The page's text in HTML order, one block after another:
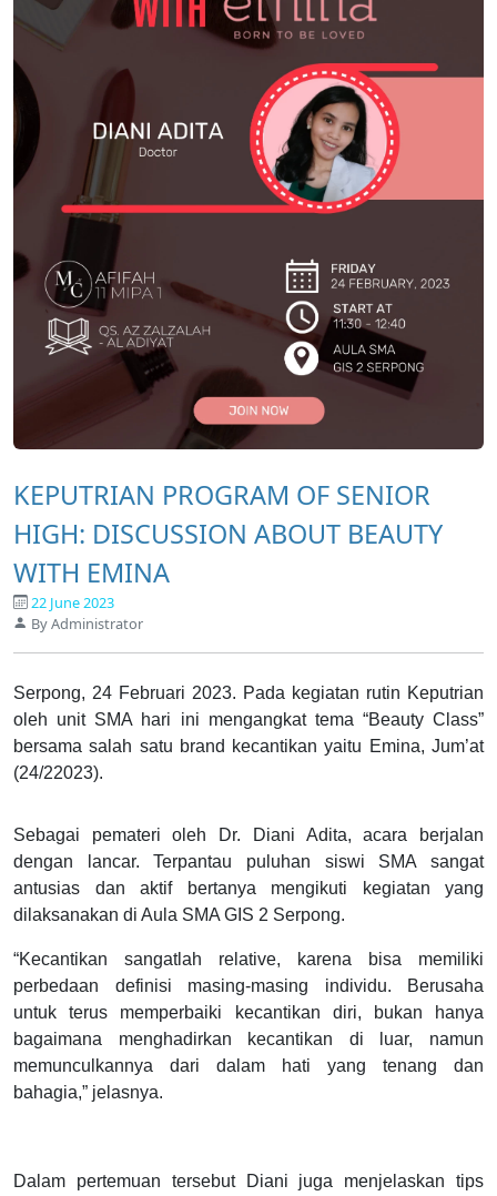
KEPUTRIAN PROGRAM OF SENIOR
HIGH: DISCUSSION ABOUT BEAUTY
WITH EMINA
22 June 2023
By Administrator
Serpong, 24 Februari 2023. Pada kegiatan rutin Keputrian
oleh unit SMA hari ini mengangkat tema “Beauty Class”
bersama salah satu brand kecantikan yaitu Emina, Jum’at
(24/22023).
Sebagai pemateri oleh Dr. Diani Adita, acara berjalan
dengan lancar. Terpantau puluhan siswi SMA sangat
antusias dan aktif bertanya mengikuti kegiatan yang
dilaksanakan di Aula SMA GIS 2 Serpong.
“Kecantikan sangatlah relative, karena bisa memiliki
perbedaan definisi masing-masing individu. Berusaha
untuk terus memperbaiki kecantikan diri, bukan hanya
bagaimana menghadirkan kecantikan di luar, namun
memunculkannya dari dalam hati yang tenang dan
bahagia,” jelasnya.
Dalam pertemuan tersebut Diani juga menjelaskan tips